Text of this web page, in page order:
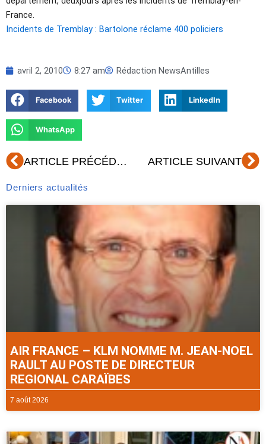
France.
Incidents de Tremblay : Bartolone réclame 400 policiers
avril 2, 2010 8:27 am Rédaction NewsAntilles
Facebook Twitter LinkedIn
WhatsApp
Précédent ARTICLE PRÉCÉDENT ARTICLE SUIVANT
Derniers actualités
AIR FRANCE – KLM NOMME M. JEAN-NOEL
RAULT AU POSTE DE DIRECTEUR
REGIONAL CARAÏBES
7 août 2026